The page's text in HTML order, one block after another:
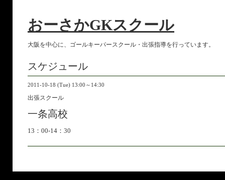
おーさかGKスクール
大阪を中心に、ゴールキーパースクール・出張指導を行っています。
スケジュール
2011-10-18 (Tue) 13:00～14:30
出張スクール
一条高校
13：00-14：30